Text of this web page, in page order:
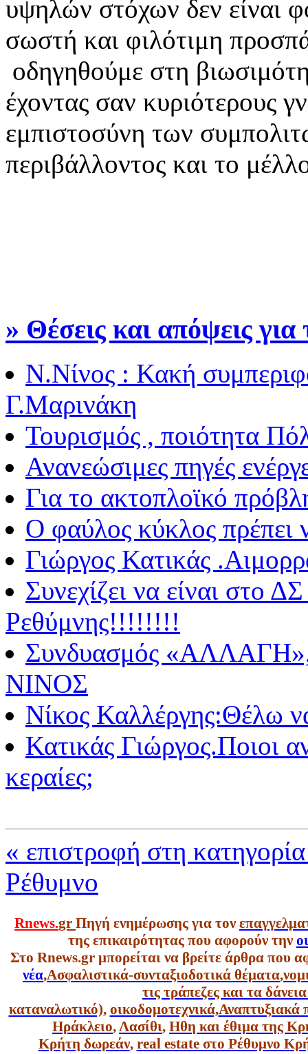
υψηλών στόχων δεν είναι
σωστή και φιλότιμη
οδηγηθούμε στη
έχοντας σαν κυριότερους
εμπιστοσύνη των
περιβάλλοντος και το
» Θέσεις και απόψεις
Ν.Νίνος : Κακή
Γ.Μαρινάκη
Τουρισμός , ποιότητα
Ανανεώσιμες πηγές
Για το ακτοπλοϊκό
Ο φαύλος κύκλος πρέπει
Γιώργος Κατικάς
Συνεχίζει να είναι στο
Ρεθύμνης!!!!!!!!
Συνδυασμός
ΝΙΝΟΣ
Νίκος Καλλέργης:Θέλω
Κατικάς Γιώργος.Ποιοι
κεραίες;
« επιστροφή στη
Ρέθυμνο
Rnews.gr Πηγή ενημέρωσης για τον
της επικαιρότητας που αφορούν την
Στο Rnews.gr μπορείται να βρείτε άρθρα που
νέα,Ασφαλιστικά-συνταξιοδοτικά θέματα,
τις τράπεζες και τα
καταναλωτικό), οικοδομοτεχνικά,Αναπτυξιακά
Ηράκλειο,Λασίθι, Ηθη και έθιμα της
Κρήτη δωρεάν, real estate στο Ρέθυμνο